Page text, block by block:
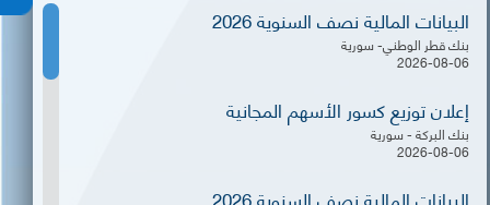
البيانات المالية نصف السنوية 2026
بنك قطر الوطني- سورية
2026-08-06
إعلان توزيع كسور الأسهم المجانية
بنك البركة - سورية
2026-08-06